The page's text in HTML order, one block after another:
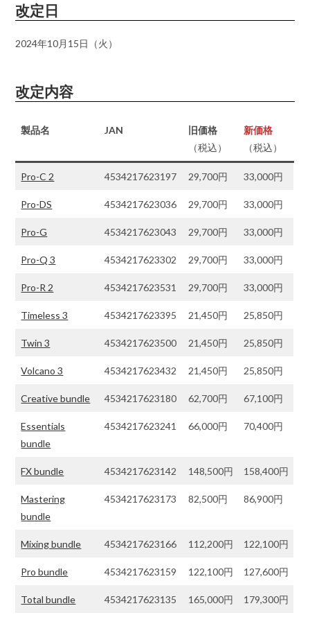
改定日
2024年10月15日（火）
改定内容
製品名 JAN
旧価格
（税込）
新価格
（税込）
Pro-C 2 4534217623197 29,700円 33,000円
Pro-DS 4534217623036 29,700円 33,000円
Pro-G 4534217623043 29,700円 33,000円
Pro-Q 3 4534217623302 29,700円 33,000円
Pro-R 2 4534217623531 29,700円 33,000円
Timeless 3 4534217623395 21,450円 25,850円
Twin 3 4534217623500 21,450円 25,850円
Volcano 3 4534217623432 21,450円 25,850円
Creative bundle 4534217623180 62,700円 67,100円
Essentials
bundle
4534217623241 66,000円 70,400円
FX bundle 4534217623142 148,500円 158,400円
Mastering
bundle
4534217623173 82,500円 86,900円
Mixing bundle 4534217623166 112,200円 122,100円
Pro bundle 4534217623159 122,100円 127,600円
Total bundle 4534217623135 165,000円 179,300円